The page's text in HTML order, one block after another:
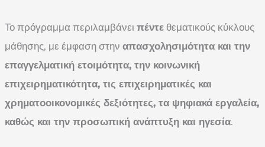
Το πρόγραμμα περιλαμβάνει πέντε θεματικούς κύκλους
μάθησης, με έμφαση στην απασχολησιμότητα και την
επαγγελματική ετοιμότητα, την κοινωνική
επιχειρηματικότητα, τις επιχειρηματικές και
χρηματοοικονομικές δεξιότητες, τα ψηφιακά εργαλεία,
καθώς και την προσωπική ανάπτυξη και ηγεσία.